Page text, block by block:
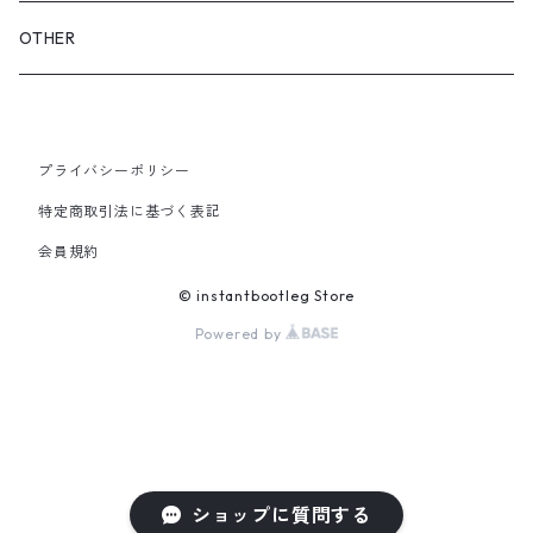
ショップに質問する
GLOVES&SCARF
SHOULDER
SMALL BAG
TOY
PINS& PINBACK
SOX
OTHER
プライバシーポリシー
特定商取引法に基づく表記
会員規約
© instantbootleg Store
Powered by